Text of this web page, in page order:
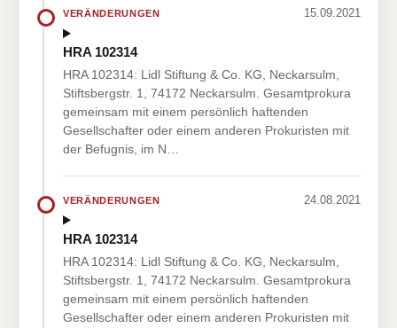
VERÄNDERUNGEN 15.09.2021
HRA 102314
HRA 102314: Lidl Stiftung & Co. KG, Neckarsulm,
Stiftsbergstr. 1, 74172 Neckarsulm. Gesamtprokura
gemeinsam mit einem persönlich haftenden
Gesellschafter oder einem anderen Prokuristen mit
der Befugnis, im N…
VERÄNDERUNGEN 24.08.2021
HRA 102314
HRA 102314: Lidl Stiftung & Co. KG, Neckarsulm,
Stiftsbergstr. 1, 74172 Neckarsulm. Gesamtprokura
gemeinsam mit einem persönlich haftenden
Gesellschafter oder einem anderen Prokuristen mit